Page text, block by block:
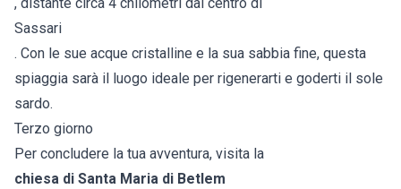
, distante circa 4 chilometri dal centro di
Sassari
. Con le sue acque cristalline e la sua sabbia fine, questa
spiaggia sarà il luogo ideale per rigenerarti e goderti il sole
sardo.
Terzo giorno
Per concludere la tua avventura, visita la
chiesa di Santa Maria di Betlem